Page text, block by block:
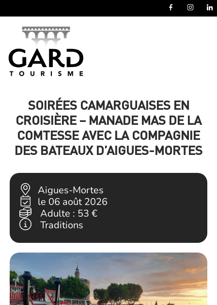
SOIRÉES CAMARGUAISES EN
CROISIÈRE – MANADE MAS DE LA
COMTESSE AVEC LA COMPAGNIE
DES BATEAUX D’AIGUES-MORTES
Aigues-Mortes
le 06 août 2026
Adulte : 53 €
Traditions